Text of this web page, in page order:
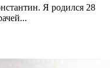
Я родился 28